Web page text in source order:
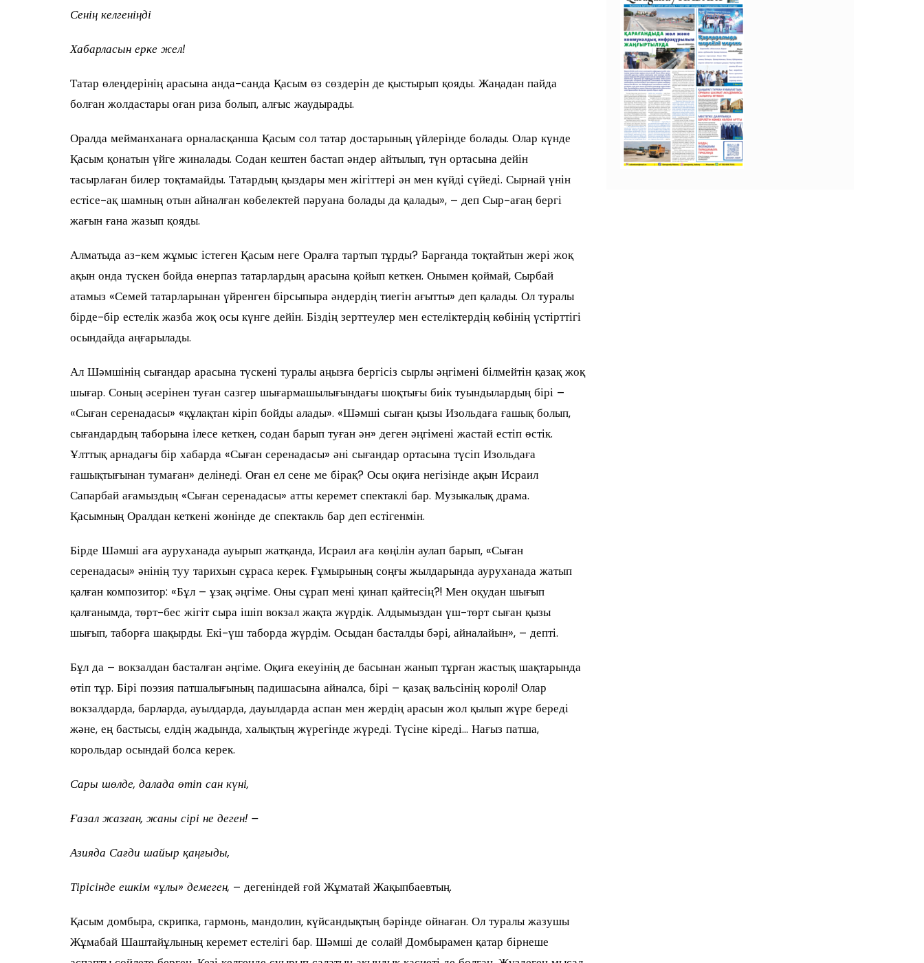
Сенің келгеніңді
Хабарласын ерке жел!
Татар өлеңдерінің арасына анда-санда Қасым өз сөздерін де қыстырып қояды. Жаңадан пайда
болған жолдастары оған риза болып, алғыс жаудырады.
Оралда мейманханаға орналасқанша Қасым сол татар достарының үйлерінде болады. Олар күнде
Қасым қонатын үйге жиналады. Содан кештен бастап әндер айтылып, түн ортасына дейін
тасырлаған билер тоқтамайды. Татардың қыздары мен жігіттері ән мен күйді сүйеді. Сырнай үнін
естісе-ақ шамның отын айналған көбелектей пәруана болады да қалады», – деп Сыр-ағаң бергі
жағын ғана жазып қояды.
Алматыда аз-кем жұмыс істеген Қасым неге Оралға тартып тұрды? Барғанда тоқтайтын жері жоқ
ақын онда түскен бойда өнерпаз татарлардың арасына қойып кеткен. Онымен қоймай, Сырбай
атамыз «Семей татарларынан үйренген бірсыпыра әндердің тиегін ағытты» деп қалады. Ол туралы
бірде-бір естелік жазба жоқ осы күнге дейін. Біздің зерттеулер мен естеліктердің көбінің үстірттігі
осындайда аңғарылады.
Ал Шәмшінің сығандар арасына түскені туралы аңызға бергісіз сырлы әңгімені білмейтін қазақ жоқ
шығар. Соның әсерінен туған сазгер шығармашылығындағы шоқтығы биік туындылардың бірі –
«Сыған серенадасы» «құлақтан кіріп бойды алады». «Шәмші сыған қызы Изольдаға ғашық болып,
сығандардың таборына ілесе кеткен, содан барып туған ән» деген әңгімені жастай естіп өстік.
Ұлттық арнадағы бір хабарда «Сыған серенадасы» әні сығандар ортасына түсіп Изольдаға
ғашықтығынан тумаған» делінеді. Оған ел сене ме бірақ? Осы оқиға негізінде ақын Исраил
Сапарбай ағамыздың «Сыған серенадасы» атты керемет спектаклі бар. Музыкалық драма.
Қасымның Оралдан кеткені жөнінде де спектакль бар деп естігенмін.
Бірде Шәмші аға ауруханада ауырып жатқанда, Исраил аға көңілін аулап барып, «Сыған
серенадасы» әнінің туу тарихын сұраса керек. Ғұмырының соңғы жылдарында ауруханада жатып
қалған композитор: «Бұл – ұзақ әңгіме. Оны сұрап мені қинап қайтесің?! Мен оқудан шығып
қалғанымда, төрт-бес жігіт сыра ішіп вокзал жақта жүрдік. Алдымыздан үш-төрт сыған қызы
шығып, таборға шақырды. Екі-үш таборда жүрдім. Осыдан басталды бәрі, айналайын», – депті.
Бұл да – вокзалдан басталған әңгіме. Оқиға екеуінің де басынан жанып тұрған жастық шақтарында
өтіп тұр. Бірі поэзия патшалығының падишасына айналса, бірі – қазақ вальсінің королі! Олар
вокзалдарда, барларда, ауылдарда, дауылдарда аспан мен жердің арасын жол қылып жүре береді
және, ең бастысы, елдің жадында, халықтың жүрегінде жүреді. Түсіне кіреді… Нағыз патша,
корольдар осындай болса керек.
Сары шөлде, далада өтіп сан күні,
Ғазал жазған, жаны сірі не деген! –
Азияда Сағди шайыр қаңғыды,
Тірісінде ешкім «ұлы» демеген, – дегеніндей ғой Жұматай Жақыпбаевтың.
Қасым домбыра, скрипка, гармонь, мандолин, күйсандықтың бәрінде ойнаған. Ол туралы жазушы
Жұмабай Шаштайұлының керемет естелігі бар. Шәмші де солай! Домбырамен қатар бірнеше